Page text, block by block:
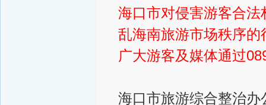
海口市对侵害游客合
乱海南旅游市场秩序的
广大游客及媒体通过
海口市旅游综合整治办